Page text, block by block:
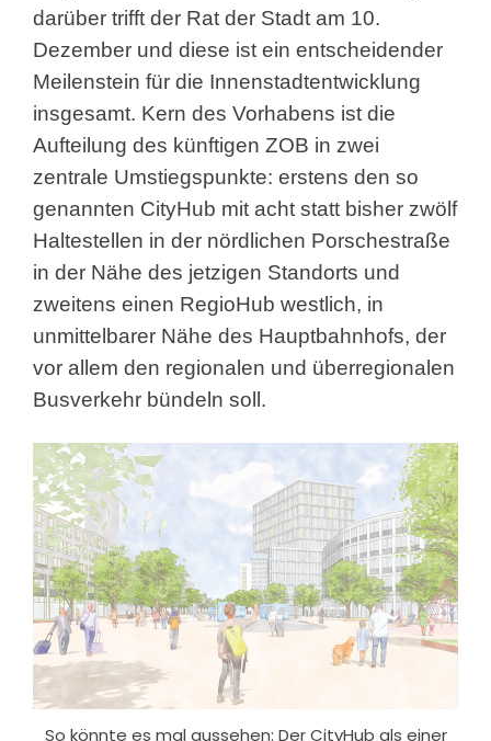
darüber trifft der Rat der Stadt am 10.
Dezember und diese ist ein entscheidender
Meilenstein für die Innenstadtentwicklung
insgesamt. Kern des Vorhabens ist die
Aufteilung des künftigen ZOB in zwei
zentrale Umstiegspunkte: erstens den so
genannten CityHub mit acht statt bisher zwölf
Haltestellen in der nördlichen Porschestraße
in der Nähe des jetzigen Standorts und
zweitens einen RegioHub westlich, in
unmittelbarer Nähe des Hauptbahnhofs, der
vor allem den regionalen und überregionalen
Busverkehr bündeln soll.
So könnte es mal aussehen: Der CityHub als einer